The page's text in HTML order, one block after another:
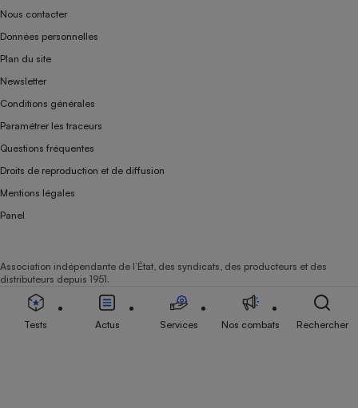
Nous contacter
Données personnelles
Plan du site
Newsletter
Conditions générales
Paramétrer les traceurs
Questions fréquentes
Droits de reproduction et de diffusion
Mentions légales
Panel
Association indépendante de l’État, des syndicats, des producteurs et des
distributeurs depuis 1951.
Tests Actus Services Nos combats Rechercher